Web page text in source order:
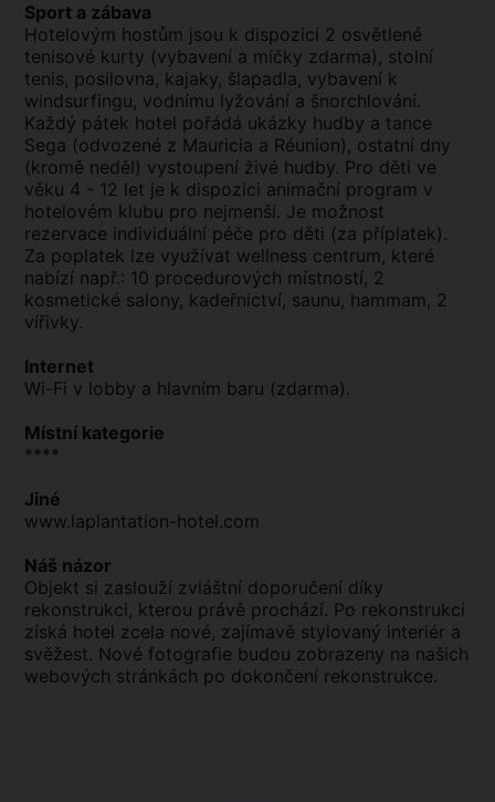
Sport a zábava
Hotelovým hostům jsou k dispozici 2 osvětlené
tenisové kurty (vybavení a míčky zdarma), stolní
tenis, posilovna, kajaky, šlapadla, vybavení k
windsurfingu, vodnímu lyžování a šnorchlování.
Každý pátek hotel pořádá ukázky hudby a tance
Sega (odvozené z Mauricia a Réunion), ostatní dny
(kromě neděl) vystoupení živé hudby. Pro děti ve
věku 4 - 12 let je k dispozici animační program v
hotelovém klubu pro nejmenší. Je možnost
rezervace individuální péče pro děti (za příplatek).
Za poplatek lze využívat wellness centrum, které
nabízí např.: 10 procedurových místností, 2
kosmetické salony, kadeřnictví, saunu, hammam, 2
vířivky.
Internet
Wi-Fi v lobby a hlavním baru (zdarma).
Místní kategorie
****
Jiné
www.laplantation-hotel.com
Náš názor
Objekt si zaslouží zvláštní doporučení díky
rekonstrukci, kterou právě prochází. Po rekonstrukci
získá hotel zcela nové, zajímavě stylovaný interiér a
svěžest. Nové fotografie budou zobrazeny na našich
webových stránkách po dokončení rekonstrukce.